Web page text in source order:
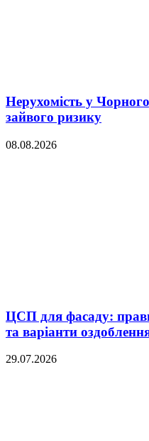
Нерухомість у
зайвого ризику
08.08.2026
ЦСП для фасаду:
та варіанти
29.07.2026